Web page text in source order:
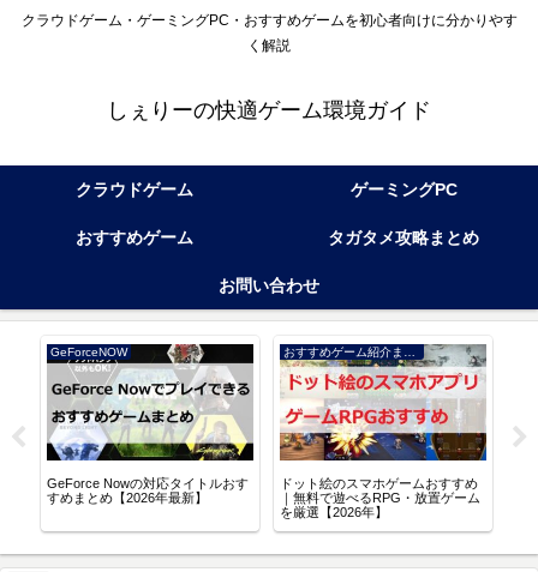
クラウドゲーム・ゲーミングPC・おすすめゲームを初心者向けに分かりやす
く解説
しぇりーの快適ゲーム環境ガイド
クラウドゲーム ゲーミングPC
おすすめゲーム タガタメ攻略まとめ
お問い合わせ
GeForceNOW
GeForce Nowの対応タイトルおす
すめまとめ【2026年最新】
ドット絵のスマホゲームおすすめ
｜無料で遊べるRPG・放置ゲーム
を厳選【2026年】